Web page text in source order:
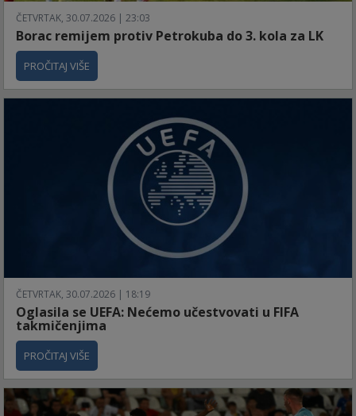
ČETVRTAK, 30.07.2026 | 23:03
Borac remijem protiv Petrokuba do 3. kola za LK
PROČITAJ VIŠE
ČETVRTAK, 30.07.2026 | 18:19
Oglasila se UEFA: Nećemo učestvovati u FIFA
takmičenjima
PROČITAJ VIŠE